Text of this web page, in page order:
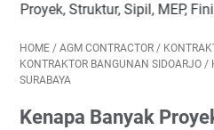
MEP, Finishing, DLL.
HOME / AGM CONTRACTOR /
KONTRAKTOR BANGUNAN SIDOARJO /
SURABAYA
Kenapa Banyak